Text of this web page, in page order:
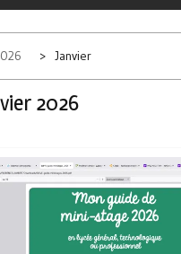
Janvier
2026